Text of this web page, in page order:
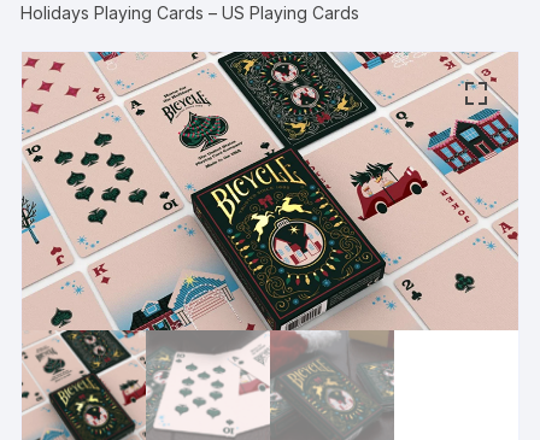
Holidays Playing Cards – US Playing Cards